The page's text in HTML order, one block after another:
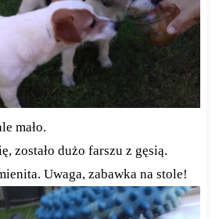
mało.
zostało dużo farszu z gęsią.
Uwaga, zabawka na stole!